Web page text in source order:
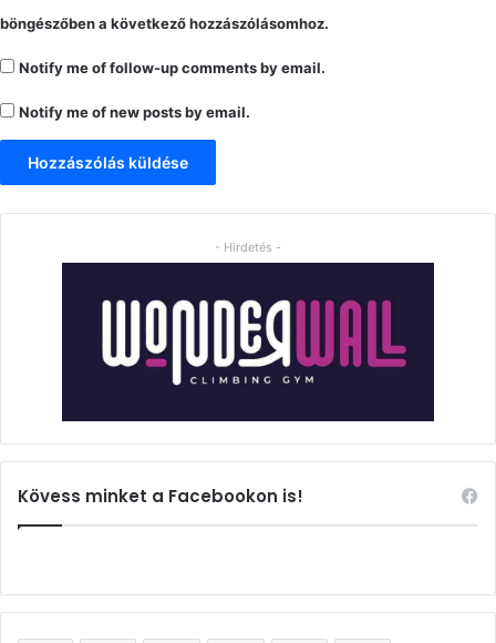
böngészőben a következő hozzászólásomhoz.
Notify me of follow-up comments by email.
Notify me of new posts by email.
- Hirdetés -
Kövess minket a Facebookon is!